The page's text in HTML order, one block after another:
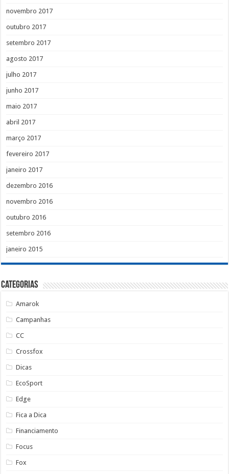
novembro 2017
outubro 2017
setembro 2017
agosto 2017
julho 2017
junho 2017
maio 2017
abril 2017
março 2017
fevereiro 2017
janeiro 2017
dezembro 2016
novembro 2016
outubro 2016
setembro 2016
janeiro 2015
Categorias
Amarok
Campanhas
CC
Crossfox
Dicas
EcoSport
Edge
Fica a Dica
Financiamento
Focus
Fox